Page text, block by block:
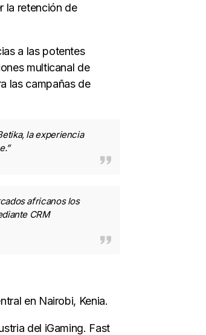
la retención de
a las potentes
multicanal de
las campañas de
la experiencia
africanos los
CRM
en Nairobi, Kenia.
del iGaming. Fast